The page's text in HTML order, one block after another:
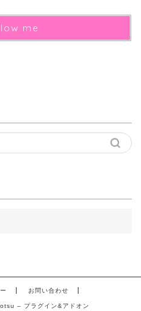
me
お問い合わせ
– プラグイン&アドオン